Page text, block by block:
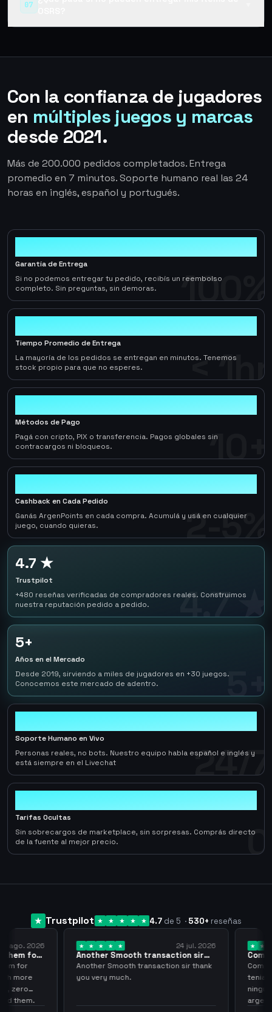
07
OSRS?
Con la confianza de jugadores
en múltiples juegos y marcas
desde 2021.
Más de 200.000 pedidos completados. Entrega
promedio en 7 minutos. Soporte humano real las 24
horas en inglés, español y portugués.
100%
Garantía de Entrega
Si no podemos entregar tu pedido, recibís un reembolso
completo. Sin preguntas, sin demoras.
< 1hr
Tiempo Promedio de Entrega
La mayoría de los pedidos se entregan en minutos. Tenemos
stock propio para que no esperes.
10+
Métodos de Pago
Pagá con cripto, PIX o transferencia. Pagos globales sin
contracargos ni bloqueos.
2-5%
Cashback en Cada Pedido
Ganás ArgenPoints en cada compra. Acumulá y usá en cualquier
juego, cuando quieras.
4.7 ★
4.7 ★
Trustpilot
+480 reseñas verificadas de compradores reales. Construimos
nuestra reputación pedido a pedido.
5+
5+
Años en el Mercado
Desde 2019, sirviendo a miles de jugadores en +30 juegos.
Conocemos este mercado de adentro.
24/7
Soporte Humano en Vivo
Personas reales, no bots. Nuestro equipo habla español e inglés y
está siempre en el Livechat
0
Tarifas Ocultas
Sin sobrecargos de marketplace, sin sorpresas. Comprás directo
de la fuente al mejor precio.
Trustpilot 4.7 de 5 · 530+ reseñas
ago. 2026
for
for
more
zero
them.
24 jul. 2026
Another Smooth transaction sir
thank…
Another Smooth transaction sir thank
you very much.
los…
Compre
tenia
ningún